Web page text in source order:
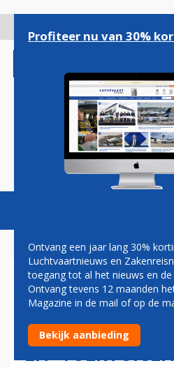
gaan
Magazine
ELEKTRONISCHE
MARKTPLAATS
EN -VOERTUIGEN
Profiteer nu van 30%
Ontvang een jaar lang 30%
Luchtvaartnieuws en
toegang tot al het nieuws en
Ontvang tevens 12 maanden
Magazine in de mail of op de
Bekijk aanbieding